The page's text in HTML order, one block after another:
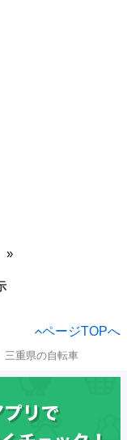
ページTOPへ
三重県の自転車